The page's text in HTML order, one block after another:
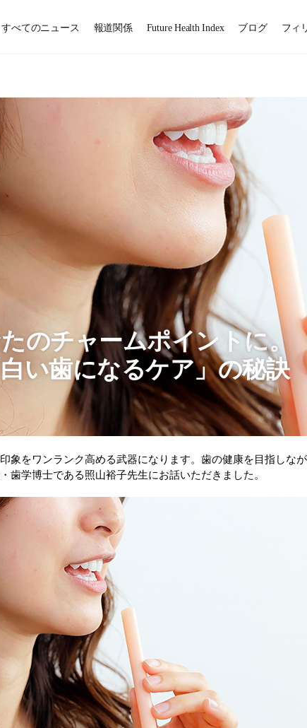
すべてのニュース 報道関係 Future Health Index ブログ フィ
のチャームポイントに。
い歯になるケア」の秘訣
象をワンランク高める武器になります。歯の健康を目指しなが
歯学博士である照山裕子先生にお話いただきました。